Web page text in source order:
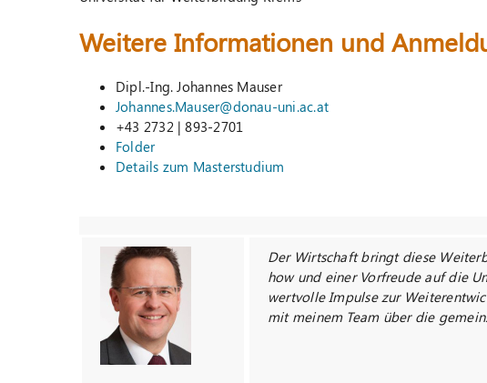
Weitere Informationen und
Dipl.-Ing. Johannes Mauser
Johannes.Mauser@donau-uni.ac.at
+43 2732 | 893-2701
Folder
Details zum Masterstudium
Der Wirtschaft bringt diese
how und einer Vorfreude auf die
wertvolle Impulse zur
mit meinem Team über die